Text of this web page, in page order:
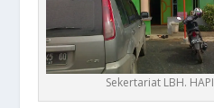
Sekertariat LBH. HAPI